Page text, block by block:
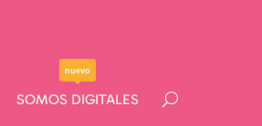
SOMOS DIGITALES
nuevo
SOMOS DIGITALES
nuevo